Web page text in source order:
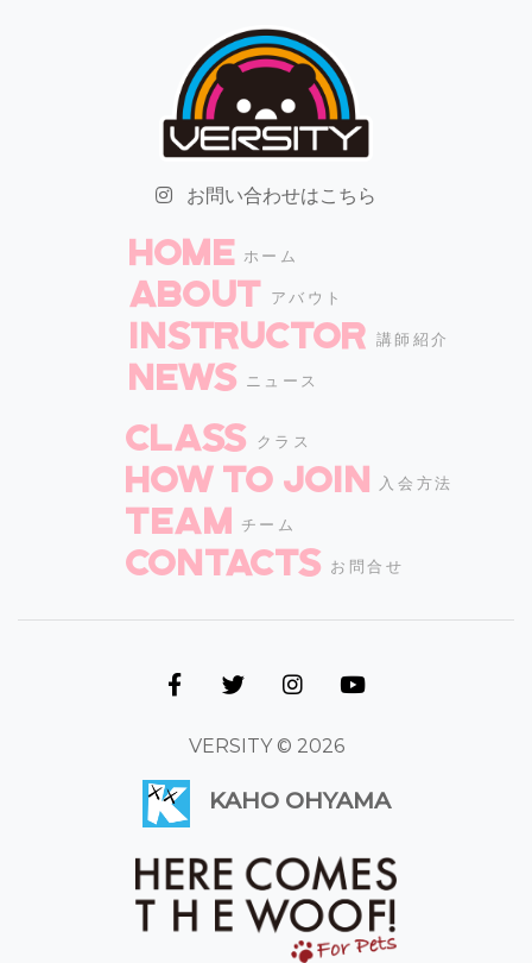
お問い合わせはこちら
HOME ホーム
ABOUT アバウト
INSTRUCTOR 講師紹介
NEWS ニュース
CLASS クラス
How to join 入会方法
TEAM チーム
CONTACTS お問合せ
VERSITY © 2026
KAHO OHYAMA